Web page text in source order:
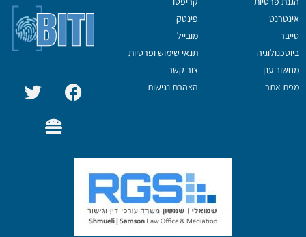
אינטרנט
סייבר
ביוטכנולוגיה
מחשוב ענן
מפת אתר
פינטק
מובייל
תנאי שימוש ופרטיות
צור קשר
הצהרת נגישות